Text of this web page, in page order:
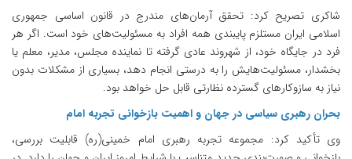
شاکری تصریح کرد: تحقق آرمان‌های مندرج در قانون اساسی جمهوری
اسلامی ایران مستلزم پایبندی همه افراد به مسئولیت‌های خود است. اگر هر
فرد در جایگاه خود، از شهروند عادی گرفته تا نماینده مجلس، مدیر، معلم یا
بخشدار، مسئولیت‌هایش را به درستی انجام دهد، بسیاری از مشکلات بدون
نیاز به سازوکارهای گسترده نظارتی قابل حل خواهد بود.
بحران رهبری سیاسی در جهان و اهمیت بازخوانی تجربه امام
وی تأکید کرد: مجموعه تجربه رهبری امام خمینی(ره) قابلیت بررسی،